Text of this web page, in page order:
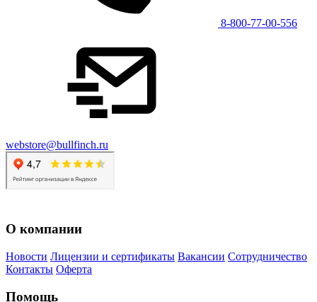
8-800-77-00-556
webstore@bullfinch.ru
О компании
Новости Лицензии и сертификаты Вакансии Сотрудничество
Контакты Оферта
Помощь